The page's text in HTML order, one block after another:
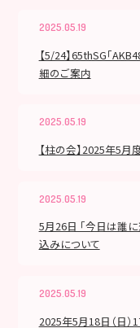
2025.05.19
【5/24】65thSG「
細のご案内
2025.05.19
【柱の会】2025年5
2025.05.19
5月26日 「今日は誰に
込みについて
2025.05.19
2025年5月18日（日